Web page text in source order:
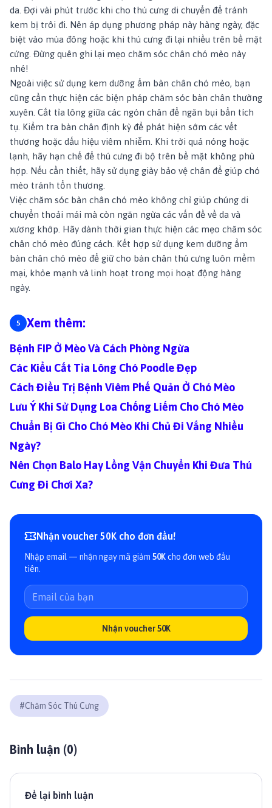
da. Đợi vài phút trước khi cho thú cưng di chuyển để tránh
kem bị trôi đi. Nên áp dụng phương pháp này hàng ngày, đặc
biệt vào mùa đông hoặc khi thú cưng đi lại nhiều trên bề mặt
cứng. Đừng quên ghi lại mẹo chăm sóc chân chó mèo này
nhé!
Ngoài việc sử dụng kem dưỡng ẩm bàn chân chó mèo, bạn
cũng cần thực hiện các biện pháp chăm sóc bàn chân thường
xuyên. Cắt tỉa lông giữa các ngón chân để ngăn bụi bẩn tích
tụ. Kiểm tra bàn chân định kỳ để phát hiện sớm các vết
thương hoặc dấu hiệu viêm nhiễm. Khi trời quá nóng hoặc
lạnh, hãy hạn chế để thú cưng đi bộ trên bề mặt không phù
hợp. Nếu cần thiết, hãy sử dụng giày bảo vệ chân để giúp chó
mèo tránh tổn thương.
Việc chăm sóc bàn chân chó mèo không chỉ giúp chúng di
chuyển thoải mái mà còn ngăn ngừa các vấn đề về da và
xương khớp. Hãy dành thời gian thực hiện các mẹo chăm sóc
chân chó mèo đúng cách. Kết hợp sử dụng kem dưỡng ẩm
bàn chân chó mèo để giữ cho bàn chân thú cưng luôn mềm
mại, khỏe mạnh và linh hoạt trong mọi hoạt động hàng
ngày.
Xem thêm:
Bệnh FIP Ở Mèo Và Cách Phòng Ngừa
Các Kiểu Cắt Tỉa Lông Chó Poodle Đẹp
Cách Điều Trị Bệnh Viêm Phế Quản Ở Chó Mèo
Lưu Ý Khi Sử Dụng Loa Chống Liếm Cho Chó Mèo
Chuẩn Bị Gì Cho Chó Mèo Khi Chủ Đi Vắng Nhiều
Ngày?
Nên Chọn Balo Hay Lồng Vận Chuyển Khi Đưa Thú
Cưng Đi Chơi Xa?
Nhận voucher 50K cho đơn đầu!
Nhập email — nhận ngay mã giảm 50Kcho đơn web đầu
tiên.
Nhận voucher 50K
#Chăm Sóc Thú Cưng
Bình luận (0)
Để lại bình luận